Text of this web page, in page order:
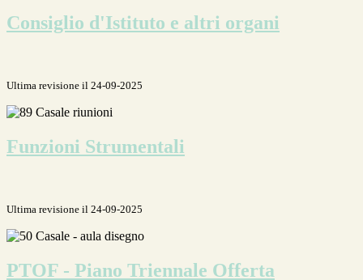
Consiglio d'Istituto e altri organi
Ultima revisione il 24-09-2025
Funzioni Strumentali
Ultima revisione il 24-09-2025
PTOF - Piano Triennale Offerta